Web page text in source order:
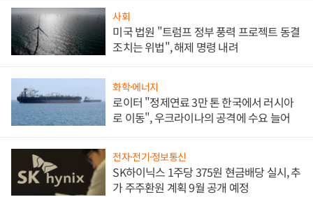
사회
미국 법원 "트럼프 정부 풍력 프로젝트 동결
조치는 위법", 해제 명령 내려
화학·에너지
로이터 "정제연료 3만 톤 한국에서 러시아
로 이동", 우크라이나의 공격에 수요 늘어
전자·전기·정보통신
SK하이닉스 1주당 375원 현금배당 실시, 추
가 주주환원 계획 9월 공개 예정